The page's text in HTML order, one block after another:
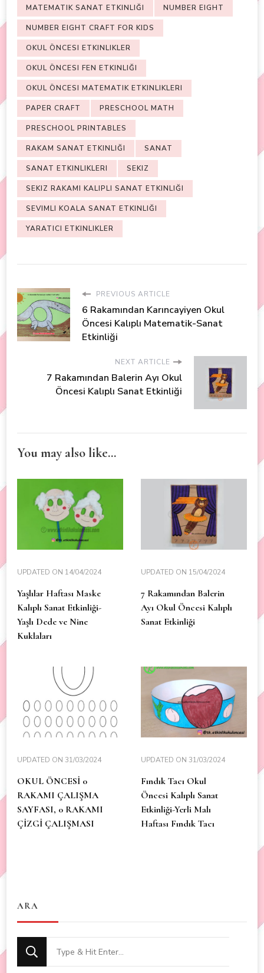
MATEMATIK SANAT ETKINLIĞI NUMBER EIGHT
NUMBER EIGHT CRAFT FOR KIDS
OKUL ÖNCESI ETKINLIKLER
OKUL ÖNCESI FEN ETKINLIĞI
OKUL ÖNCESI MATEMATIK ETKINLIKLERI
PAPER CRAFT PRESCHOOL MATH
PRESCHOOL PRINTABLES
RAKAM SANAT ETKINLIĞI SANAT
SANAT ETKINLIKLERI SEKIZ
SEKIZ RAKAMI KALIPLI SANAT ETKINLIĞI
SEVIMLI KOALA SANAT ETKINLIĞI
YARATICI ETKINLIKLER
PREVIOUS ARTICLE
6 Rakamından Karıncayiyen Okul
Öncesi Kalıplı Matematik-Sanat
Etkinliği
NEXT ARTICLE
7 Rakamından Balerin Ayı Okul
Öncesi Kalıplı Sanat Etkinliği
You may also like...
UPDATED ON 14/04/2024
Yaşlılar Haftası Maske
Kalıplı Sanat Etkinliği-
Yaşlı Dede ve Nine
Kuklaları
UPDATED ON 15/04/2024
7 Rakamından Balerin
Ayı Okul Öncesi Kalıplı
Sanat Etkinliği
UPDATED ON 31/03/2024
OKUL ÖNCESİ 0
RAKAMI ÇALIŞMA
SAYFASI, 0 RAKAMI
ÇİZGİ ÇALIŞMASI
UPDATED ON 31/03/2024
Fındık Tacı Okul
Öncesi Kalıplı Sanat
Etkinliği-Yerli Malı
Haftası Fındık Tacı
ARA
Looking
for